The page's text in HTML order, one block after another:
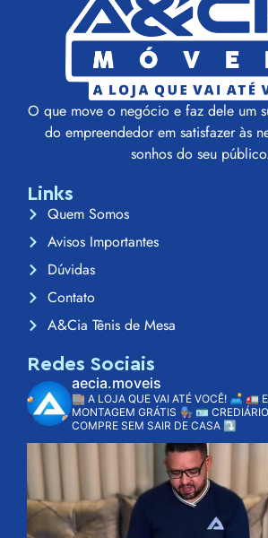
O que move o negócio e faz dele um
do empreendedor em satisfazer às
sonhos do seu
Links
Quem Somos
Avisos Importantes
Dúvidas
Contato
A&Cia Tênis de Mesa
Redes Sociais
aecia.moveis
🏬 A LOJA QUE VAI ATÉ VOCÊ! 🛋️ 🚛
MONTAGEM GRÁTIS 👨🏽‍🔧 🪪
COMPRE SEM SAIR DE CASA ⤵️